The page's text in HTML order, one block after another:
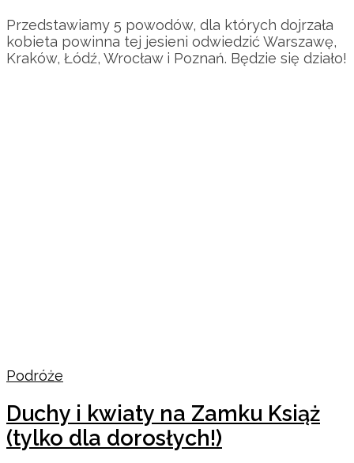
Przedstawiamy 5 powodów, dla których dojrzała
kobieta powinna tej jesieni odwiedzić Warszawę,
Kraków, Łódź, Wrocław i Poznań. Będzie się działo!
Podróże
Duchy i kwiaty na Zamku Książ
(tylko dla dorosłych!)